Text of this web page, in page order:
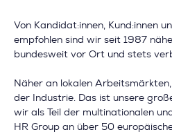
Von Kandidat:innen, Kund:innen
empfohlen sind wir seit 1987
bundesweit vor Ort und stets
Näher an lokalen
der Industrie. Das ist unsere
wir als Teil der multinationalen
HR Group an über 50